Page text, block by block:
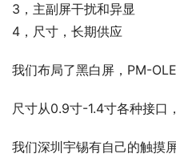
3，主副屏干扰和异显
4，尺寸，长期供应
我们布局了黑白屏，PM-
尺寸从0.9寸-1.4寸各种接口
我们深圳宇锡有自己的触摸